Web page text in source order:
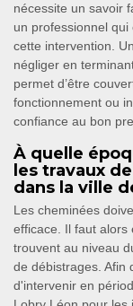
nécessite un savoir
un professionnel
cette intervention.
négliger en
permet d’être
fonctionnement ou
confiance au bon
À quelle
les travaux
dans la ville
Les cheminées
efficace. Il faut alors
trouvent au niveau
de débistrages. Afin
d'intervenir en